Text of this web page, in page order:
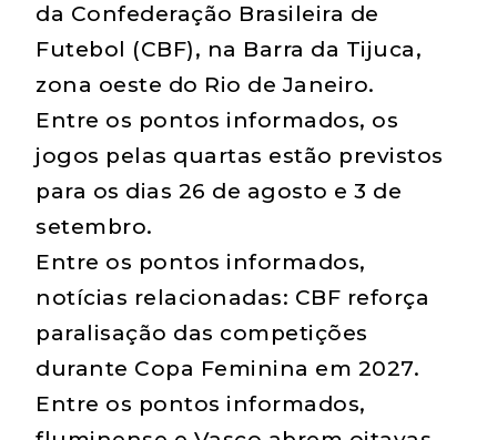
da Confederação Brasileira de
Futebol (CBF), na Barra da Tijuca,
zona oeste do Rio de Janeiro.
Entre os pontos informados, os
jogos pelas quartas estão previstos
para os dias 26 de agosto e 3 de
setembro.
Entre os pontos informados,
notícias relacionadas: CBF reforça
paralisação das competições
durante Copa Feminina em 2027.
Entre os pontos informados,